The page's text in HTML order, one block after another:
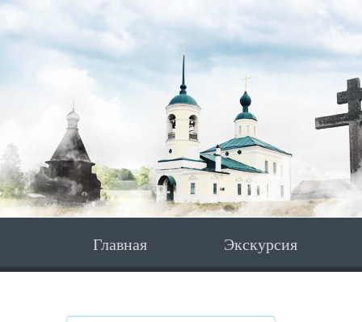
Главная Экскурсия